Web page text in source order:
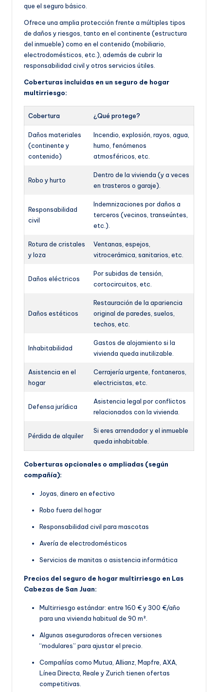
que el seguro básico.
Ofrece una amplia protección frente a múltiples tipos
de daños y riesgos, tanto en el continente (estructura
del inmueble) como en el contenido (mobiliario,
electrodomésticos, etc.), además de cubrir la
responsabilidad civil y otros servicios útiles.
Coberturas incluidas en un seguro de hogar
multirriesgo:
Cobertura ¿Qué protege?
Daños materiales
(continente y
contenido)
Incendio, explosión, rayos, agua,
humo, fenómenos
atmosféricos, etc.
Robo y hurto
Dentro de la vivienda (y a veces
en trasteros o garaje).
Responsabilidad
civil
Indemnizaciones por daños a
terceros (vecinos, transeúntes,
etc.).
Rotura de cristales
y loza
Ventanas, espejos,
vitrocerámica, sanitarios, etc.
Daños eléctricos
Por subidas de tensión,
cortocircuitos, etc.
Daños estéticos
Restauración de la apariencia
original de paredes, suelos,
techos, etc.
Inhabitabilidad
Gastos de alojamiento si la
vivienda queda inutilizable.
Asistencia en el
hogar
Cerrajería urgente, fontaneros,
electricistas, etc.
Defensa jurídica
Asistencia legal por conflictos
relacionados con la vivienda.
Pérdida de alquiler
Si eres arrendador y el inmueble
queda inhabitable.
Coberturas opcionales o ampliadas (según
compañía):
Joyas, dinero en efectivo
Robo fuera del hogar
Responsabilidad civil para mascotas
Avería de electrodomésticos
Servicios de manitas o asistencia informática
Precios del seguro de hogar multirriesgo en Las
Cabezas de San Juan:
Multirriesgo estándar: entre 160 € y 300 €/año
para una vivienda habitual de 90 m².
Algunas aseguradoras ofrecen versiones
“modulares” para ajustar el precio.
Compañías como Mutua, Allianz, Mapfre, AXA,
Línea Directa, Reale y Zurich tienen ofertas
competitivas.